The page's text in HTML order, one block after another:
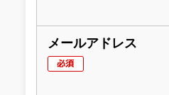
メールアドレス